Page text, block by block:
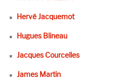
Hervé Jacquemot
Hugues Blineau
Jacques Courcelles
James Martin